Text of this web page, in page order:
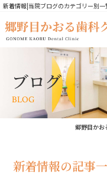
新着情報|当院ブログのカテゴリー別
当院
ブログ
BLOG
郷野目かお
新着情報の記事